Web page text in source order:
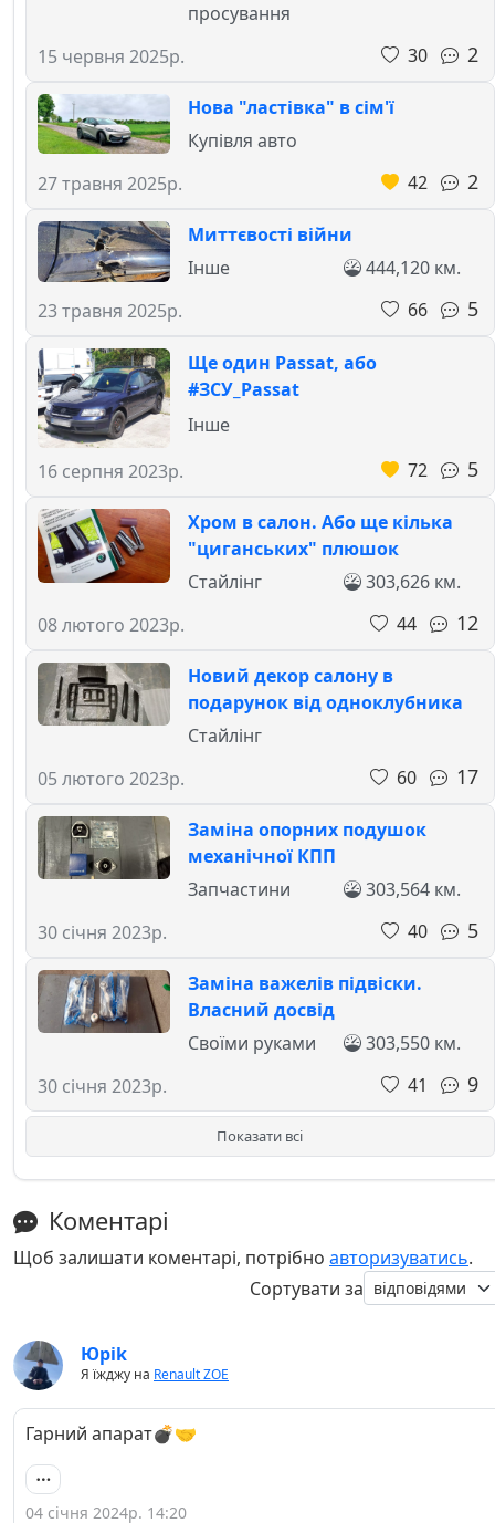
15 червня 2025р.
просування
30
2
Нова "ластівка" в сім'ї
27 травня 2025р.
Купівля авто
42
2
Миттєвості війни
23 травня 2025р.
Інше
444,120 км.
66
5
Ще один Passat, або
#ЗСУ_Passat
16 серпня 2023р.
Інше
72
5
Хром в салон. Або ще кілька
"циганських" плюшок
08 лютого 2023р.
Стайлінг
303,626 км.
44
12
Новий декор салону в
подарунок від одноклубника
05 лютого 2023р.
Стайлінг
60
17
Заміна опорних подушок
механічної КПП
30 січня 2023р.
Запчастини
303,564 км.
40
5
Заміна важелів підвіски.
Власний досвід
30 січня 2023р.
Своїми руками
303,550 км.
41
9
Показати всі
Коментарі
Щоб залишати коментарі, потрібно авторизуватись.
Сортувати за
Юріk
Я їжджу на Renault ZOE
Гарний апарат💣🤝
04 січня 2024р. 14:20